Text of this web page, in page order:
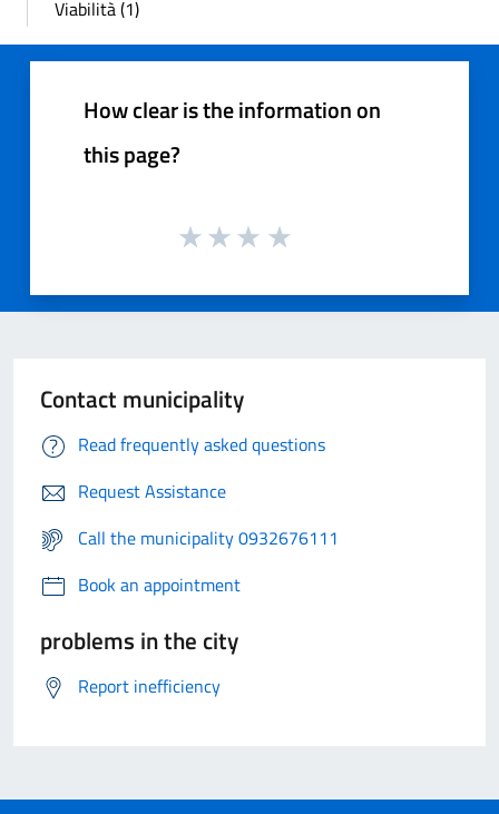
Viabilità (1)
How clear is the information on
this page?
Contact municipality
Read frequently asked questions
Request Assistance
Call the municipality 0932676111
Book an appointment
problems in the city
Report inefficiency